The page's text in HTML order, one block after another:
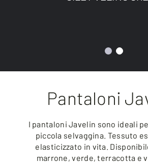
Pantaloni
I pantaloni Javelin sono ideali
piccola selvaggina. Tessuto
elasticizzato in vita.
marrone, verde, terracotta e